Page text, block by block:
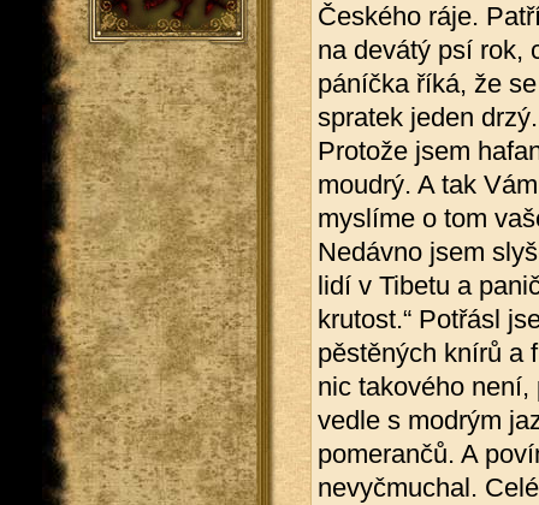
Českého ráje.
na devátý psí rok,
páníčka říká, že
spratek jeden drzý.
Protože jsem
moudrý. A tak
myslíme o tom
Nedávno jsem
lidí v Tibetu a
krutost.“ Potřásl
pěstěných knírů a
nic takového
vedle s modrým
pomerančů. A
nevyčmuchal.